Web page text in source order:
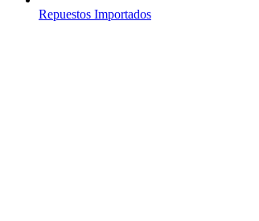
Repuestos Importados